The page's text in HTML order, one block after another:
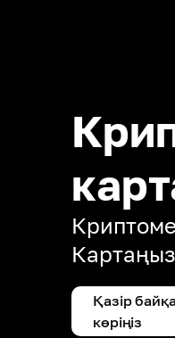
Қазір
көріңіз